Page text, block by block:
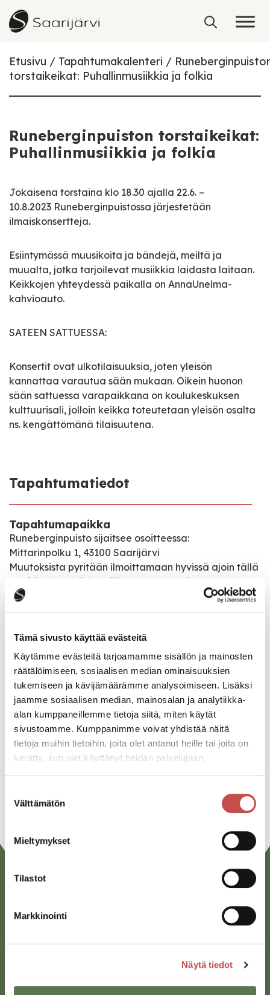
Tämä sivusto käyttää evästeitä
Käytämme evästeitä tarjoamamme sisällön ja mainosten
räätälöimiseen, sosiaalisen median ominaisuuksien
tukemiseen ja kävijämäärämme analysoimiseen. Lisäksi
jaamme sosiaalisen median, mainosalan ja analytiikka-
alan kumppaneillemme tietoja siitä, miten käytät
sivustoamme. Kumppanimme voivat yhdistää näitä
tietoja muihin tietoihin, joita olet antanut heille tai joita on
kerätty, kun olet käyttänyt heidän palvelujaan.
valinta
Välttämätön
Mieltymykset
Tilastot
Markkinointi
Näytä tiedot
Skip to content
Etusivu Tapahtumakalenteri
torstaikeikat: Puhallinmusiikkia ja folkia
Runeberginpuiston torstaikeikat:
Puhallinmusiikkia ja folkia
Jokaisena torstaina klo 18.30 ajalla 22.6. –
10.8.2023 Runeberginpuistossa järjestetään
ilmaiskonsertteja.
Esiintymässä muusikoita ja bändejä, meiltä ja
muualta, jotka tarjoilevat musiikkia laidasta laitaan.
Keikkojen yhteydessä paikalla on AnnaUnelma-
kahvioauto.
SATEEN SATTUESSA:
Konsertit ovat ulkotilaisuuksia, joten yleisön
kannattaa varautua sään mukaan. Oikein huonon
sään sattuessa varapaikkana on koulukeskuksen
kulttuurisali, jolloin keikka toteutetaan yleisön osalta
ns. kengättömänä tilaisuutena.
Tapahtumatiedot
Tapahtumapaikka
Runeberginpuisto sijaitsee osoitteessa:
Mittarinpolku 1, 43100 Saarijärvi
Muutoksista pyritään ilmoittamaan hyvissä ajoin tällä
nettisivulla sekä Saarijärven kaupungin
somekanavilla.
Katso kaikki tapahtumat
Jaa tapahtuma:
Facebook
Twitter
Linkedin
Sivulantie 11, PL 13